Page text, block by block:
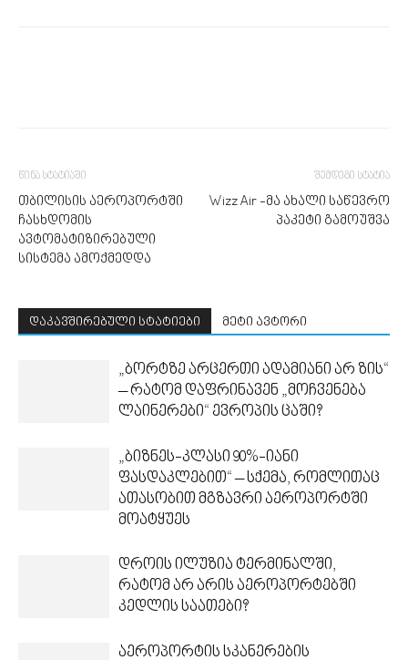
წინა სტატიაში
თბილისის აეროპორტში
ჩასხდომის
ავტომატიზირებული
სისტემა ამოქმედდა
შემდეგი სტატია
Wizz Air -მა ახალი საწევრო
პაკეტი გამოუშვა
დაკავშირებული სტატიები მეტი ავტორი
„ბორტზე არცერთი ადამიანი არ ზის“
– რატომ დაფრინავენ „მოჩვენება
ლაინერები“ ევროპის ცაში?
„ბიზნეს-კლასი 90%-იანი
ფასდაკლებით“ – სქემა, რომლითაც
ათასობით მგზავრი აეროპორტში
მოატყუეს
დროის ილუზია ტერმინალში,
რატომ არ არის აეროპორტებში
კედლის საათები?
აეროპორტის სკანერების